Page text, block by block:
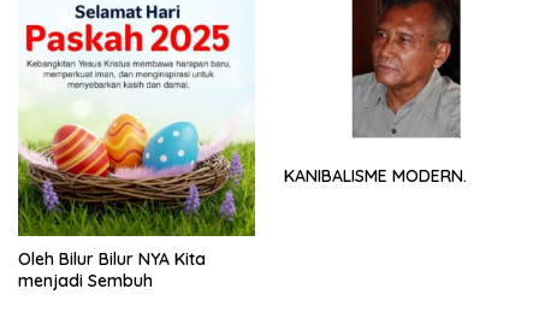
Oleh Bilur Bilur NYA Kita
menjadi Sembuh
KANIBALISME MODERN.